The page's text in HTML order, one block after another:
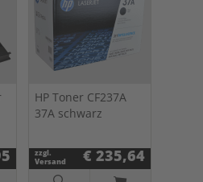
HP Toner CF237A
37A schwarz
zzgl.
Versand
€ 235,64